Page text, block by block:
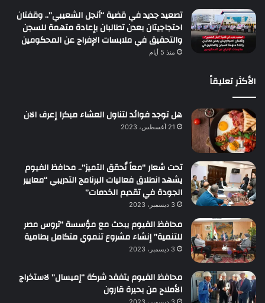
تصعيد جديد في قضية “أنجل الشعيبي”.. وقفتان
احتجاجيتان بعدن تطالبان بإعادة متهمة للسجن
والتحقيق في ملابسات الإفراج عن المحكومين
منذ 5 أيام
الأكثر تعليقاً
هل توجد فوائد لتناول العشاء مبكرا إعرف الان
21 أغسطس، 2023
تحت شعار “معاً نُحقق التميز”.. محافظ الفيوم
يشهد انطلاق فعاليات البرنامج التدريبي “معايير
الجودة في تقديم الخدمات”
3 ديسمبر، 2023
محافظ الفيوم يبحث مع مؤسسة “تروس مصر
للتنمية” إنشاء مشروع تنموي متكامل بطامية
3 ديسمبر، 2023
محافظ الفيوم يتفقد شركة “إميسال” لاستخراج
الأملاح من بحيرة قارون